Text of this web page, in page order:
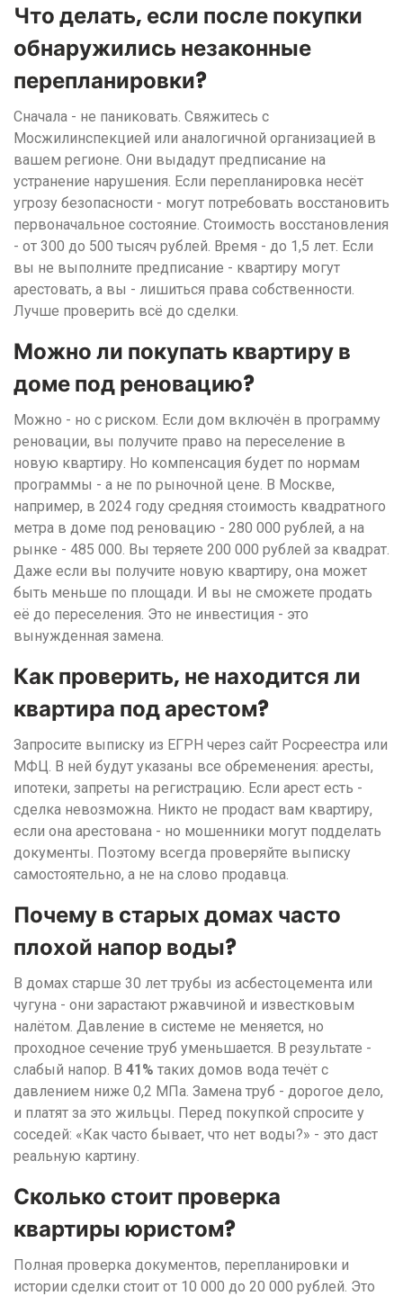
Что делать, если после покупки
обнаружились незаконные
перепланировки?
Сначала - не паниковать. Свяжитесь с
Мосжилинспекцией или аналогичной организацией в
вашем регионе. Они выдадут предписание на
устранение нарушения. Если перепланировка несёт
угрозу безопасности - могут потребовать восстановить
первоначальное состояние. Стоимость восстановления
- от 300 до 500 тысяч рублей. Время - до 1,5 лет. Если
вы не выполните предписание - квартиру могут
арестовать, а вы - лишиться права собственности.
Лучше проверить всё до сделки.
Можно ли покупать квартиру в
доме под реновацию?
Можно - но с риском. Если дом включён в программу
реновации, вы получите право на переселение в
новую квартиру. Но компенсация будет по нормам
программы - а не по рыночной цене. В Москве,
например, в 2024 году средняя стоимость квадратного
метра в доме под реновацию - 280 000 рублей, а на
рынке - 485 000. Вы теряете 200 000 рублей за квадрат.
Даже если вы получите новую квартиру, она может
быть меньше по площади. И вы не сможете продать
её до переселения. Это не инвестиция - это
вынужденная замена.
Как проверить, не находится ли
квартира под арестом?
Запросите выписку из ЕГРН через сайт Росреестра или
МФЦ. В ней будут указаны все обременения: аресты,
ипотеки, запреты на регистрацию. Если арест есть -
сделка невозможна. Никто не продаст вам квартиру,
если она арестована - но мошенники могут подделать
документы. Поэтому всегда проверяйте выписку
самостоятельно, а не на слово продавца.
Почему в старых домах часто
плохой напор воды?
В домах старше 30 лет трубы из асбестоцемента или
чугуна - они зарастают ржавчиной и известковым
налётом. Давление в системе не меняется, но
проходное сечение труб уменьшается. В результате -
слабый напор. В 41% таких домов вода течёт с
давлением ниже 0,2 МПа. Замена труб - дорогое дело,
и платят за это жильцы. Перед покупкой спросите у
соседей: «Как часто бывает, что нет воды?» - это даст
реальную картину.
Сколько стоит проверка
квартиры юристом?
Полная проверка документов, перепланировки и
истории сделки стоит от 10 000 до 20 000 рублей. Это